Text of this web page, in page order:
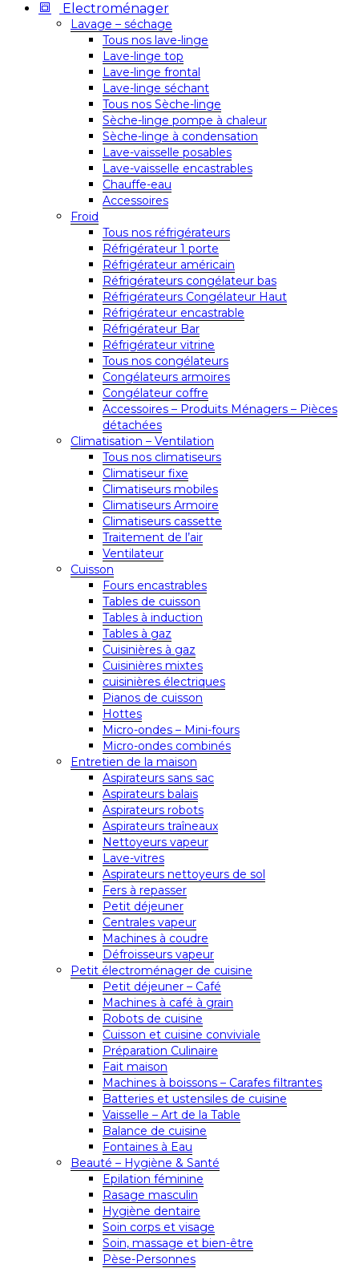
Electroménager
Lavage – séchage
Tous nos lave-linge
Lave-linge top
Lave-linge frontal
Lave-linge séchant
Tous nos Sèche-linge
Sèche-linge pompe à chaleur
Sèche-linge à condensation
Lave-vaisselle posables
Lave-vaisselle encastrables
Chauffe-eau
Accessoires
Froid
Tous nos réfrigérateurs
Réfrigérateur 1 porte
Réfrigérateur américain
Réfrigérateurs congélateur bas
Réfrigérateurs Congélateur Haut
Réfrigérateur encastrable
Réfrigérateur Bar
Réfrigérateur vitrine
Tous nos congélateurs
Congélateurs armoires
Congélateur coffre
Accessoires – Produits Ménagers – Pièces
détachées
Climatisation – Ventilation
Tous nos climatiseurs
Climatiseur fixe
Climatiseurs mobiles
Climatiseurs Armoire
Climatiseurs cassette
Traitement de l’air
Ventilateur
Cuisson
Fours encastrables
Tables de cuisson
Tables à induction
Tables à gaz
Cuisinières à gaz
Cuisinières mixtes
cuisinières électriques
Pianos de cuisson
Hottes
Micro-ondes – Mini-fours
Micro-ondes combinés
Entretien de la maison
Aspirateurs sans sac
Aspirateurs balais
Aspirateurs robots
Aspirateurs traîneaux
Nettoyeurs vapeur
Lave-vitres
Aspirateurs nettoyeurs de sol
Fers à repasser
Petit déjeuner
Centrales vapeur
Machines à coudre
Défroisseurs vapeur
Petit électroménager de cuisine
Petit déjeuner – Café
Machines à café à grain
Robots de cuisine
Cuisson et cuisine conviviale
Préparation Culinaire
Fait maison
Machines à boissons – Carafes filtrantes
Batteries et ustensiles de cuisine
Vaisselle – Art de la Table
Balance de cuisine
Fontaines à Eau
Beauté – Hygiène & Santé
Epilation féminine
Rasage masculin
Hygiène dentaire
Soin corps et visage
Soin, massage et bien-être
Pèse-Personnes